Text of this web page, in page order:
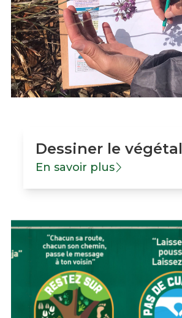
Dessiner le végétal
En savoir plus